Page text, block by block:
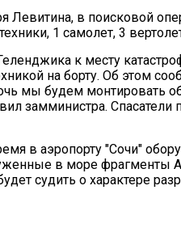
Левитина, в поисковой
1 самолет, 3
к месту
на борту. Об этом
мы будем монтировать
замминистра.
в аэропорту "Сочи"
в море фрагменты
судить о характере